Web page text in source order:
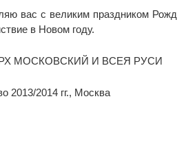
вас с великим праздником
в Новом году.
МОСКОВСКИЙ И ВСЕЯ РУСИ
2013/2014 гг., Москва